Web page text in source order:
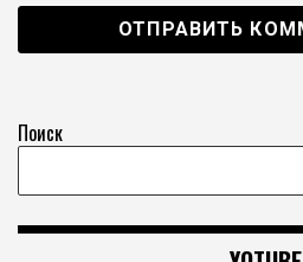
Поиск